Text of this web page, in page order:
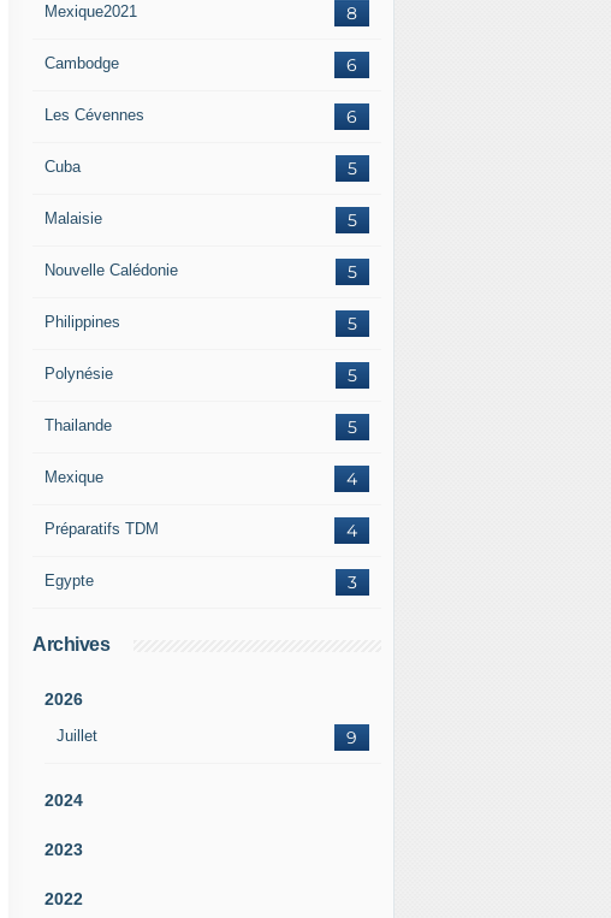
8
Mexique2021
6
Cambodge
6
Les Cévennes
5
Cuba
5
Malaisie
5
Nouvelle Calédonie
5
Philippines
5
Polynésie
5
Thailande
4
Mexique
4
Préparatifs TDM
3
Egypte
Archives
2026
Juillet 9
2024
2023
2022